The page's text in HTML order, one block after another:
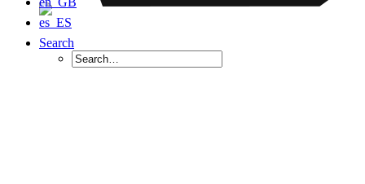
Search